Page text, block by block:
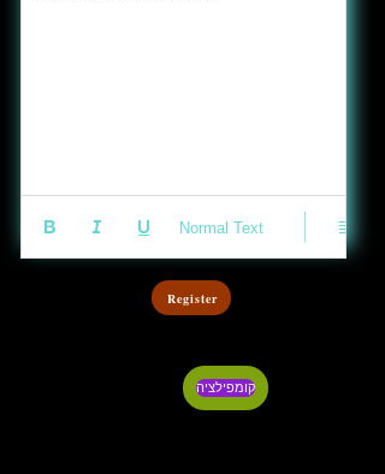
Normal Text
Register
קומפילציה